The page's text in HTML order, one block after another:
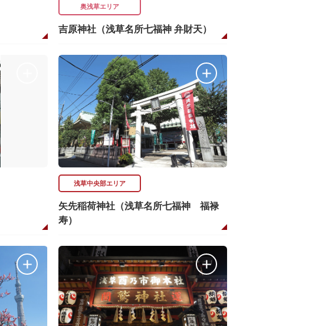
奥浅草エリア
吉原神社（浅草名所七福神 弁財天）
浅草中央部エリア
矢先稲荷神社（浅草名所七福神 福禄
寿）